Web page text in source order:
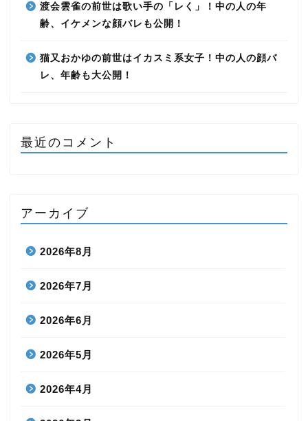
渡会雲雀の前世は歌い手の「レく」！中の人の年
齢、イケメンな顔バレも公開！
猫又おかゆの前世はイカスミ系女子！中の人の顔バ
レ、年齢も大公開！
最近のコメント
アーカイブ
2026年8月
2026年7月
2026年6月
2026年5月
2026年4月